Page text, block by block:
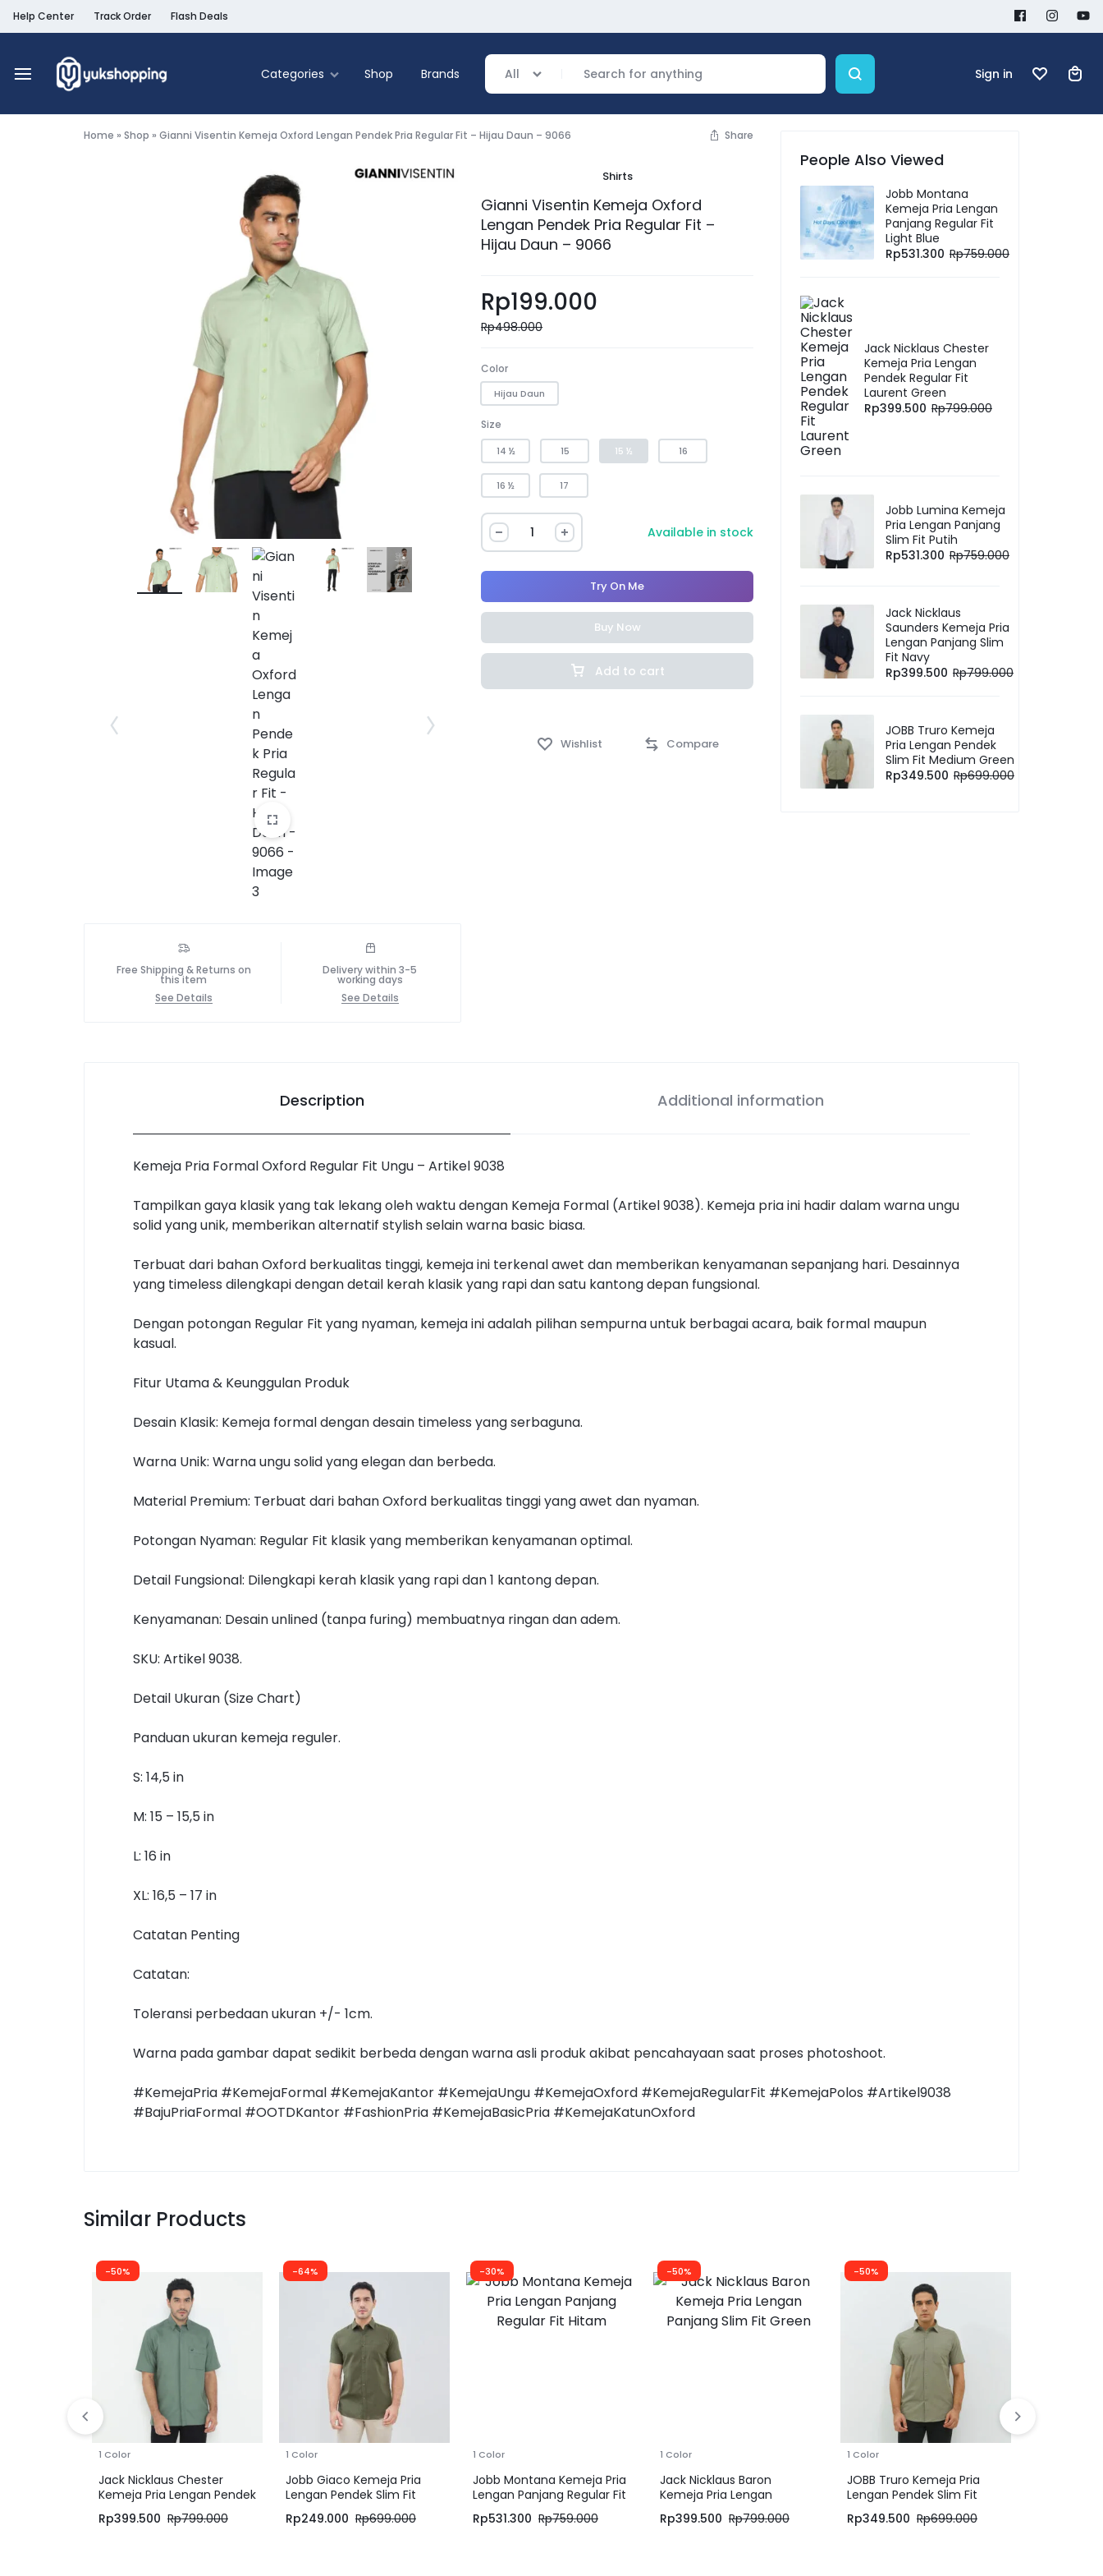
Help Center Track Order Flash Deals
Online
Categories Shop Brands All Sign in
Home » Shop » Gianni Visentin Kemeja Oxford Lengan Pendek Pria Regular Fit – Hijau Daun – 9066 Share
Free Shipping & Returns on
this item
See Details
Delivery within 3-5
working days
See Details
Shirts
Gianni Visentin Kemeja Oxford
Lengan Pendek Pria Regular Fit –
Hijau Daun – 9066
Rp199.000
Rp498.000
Color
Hijau Daun
Size
14 ½ 15 15 ½ 16
16 ½ 17
Available in stock
Add to cart
Try On Me
Buy Now
Compare
Wishlist
People Also Viewed
Jobb Montana
Kemeja Pria Lengan
Panjang Regular Fit
Light Blue
Rp531.300 Rp759.000
Jack Nicklaus Chester
Kemeja Pria Lengan
Pendek Regular Fit
Laurent Green
Rp399.500 Rp799.000
Jobb Lumina Kemeja
Pria Lengan Panjang
Slim Fit Putih
Rp531.300 Rp759.000
Jack Nicklaus
Saunders Kemeja Pria
Lengan Panjang Slim
Fit Navy
Rp399.500 Rp799.000
JOBB Truro Kemeja
Pria Lengan Pendek
Slim Fit Medium Green
Rp349.500 Rp699.000
Description Additional information
Kemeja Pria Formal Oxford Regular Fit Ungu – Artikel 9038
Tampilkan gaya klasik yang tak lekang oleh waktu dengan Kemeja Formal (Artikel 9038). Kemeja pria ini hadir dalam warna ungu
solid yang unik, memberikan alternatif stylish selain warna basic biasa.
Terbuat dari bahan Oxford berkualitas tinggi, kemeja ini terkenal awet dan memberikan kenyamanan sepanjang hari. Desainnya
yang timeless dilengkapi dengan detail kerah klasik yang rapi dan satu kantong depan fungsional.
Dengan potongan Regular Fit yang nyaman, kemeja ini adalah pilihan sempurna untuk berbagai acara, baik formal maupun
kasual.
Fitur Utama & Keunggulan Produk
Desain Klasik: Kemeja formal dengan desain timeless yang serbaguna.
Warna Unik: Warna ungu solid yang elegan dan berbeda.
Material Premium: Terbuat dari bahan Oxford berkualitas tinggi yang awet dan nyaman.
Potongan Nyaman: Regular Fit klasik yang memberikan kenyamanan optimal.
Detail Fungsional: Dilengkapi kerah klasik yang rapi dan 1 kantong depan.
Kenyamanan: Desain unlined (tanpa furing) membuatnya ringan dan adem.
SKU: Artikel 9038.
Detail Ukuran (Size Chart)
Panduan ukuran kemeja reguler.
S: 14,5 in
M: 15 – 15,5 in
L: 16 in
XL: 16,5 – 17 in
Catatan Penting
Catatan:
Toleransi perbedaan ukuran +/- 1cm.
Warna pada gambar dapat sedikit berbeda dengan warna asli produk akibat pencahayaan saat proses photoshoot.
#KemejaPria #KemejaFormal #KemejaKantor #KemejaUngu #KemejaOxford #KemejaRegularFit #KemejaPolos #Artikel9038
#BajuPriaFormal #OOTDKantor #FashionPria #KemejaBasicPria #KemejaKatunOxford
Similar Products
-50%
1 Color
Jack Nicklaus Chester
Kemeja Pria Lengan Pendek
Rp399.500 Rp799.000
-64%
1 Color
Jobb Giaco Kemeja Pria
Lengan Pendek Slim Fit
Rp249.000 Rp699.000
-30%
1 Color
Jobb Montana Kemeja Pria
Lengan Panjang Regular Fit
Rp531.300 Rp759.000
-50%
1 Color
Jack Nicklaus Baron
Kemeja Pria Lengan
Rp399.500 Rp799.000
-50%
1 Color
JOBB Truro Kemeja Pria
Lengan Pendek Slim Fit
Rp349.500 Rp699.000